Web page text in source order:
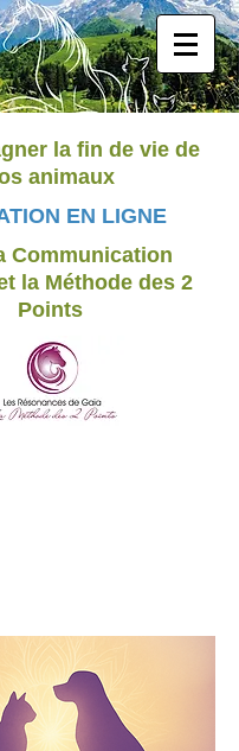
la fin de vie de
animaux
EN LIGNE
Communication
la Méthode des 2
Points